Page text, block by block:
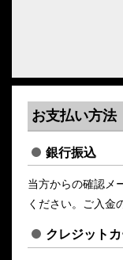
お支払い方法
銀行振込
当方からの確認メ
ください。ご入金
クレジット